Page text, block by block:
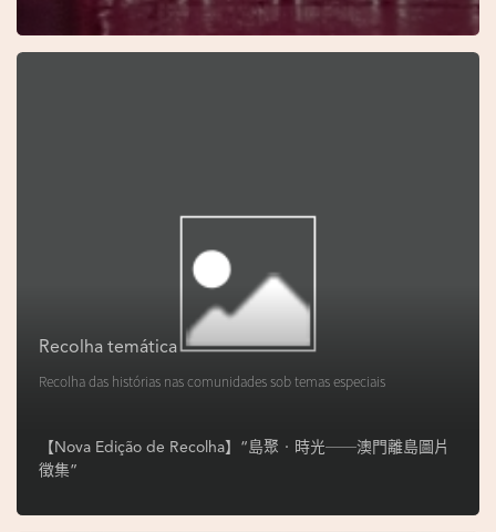
o
Recolha temática
Recolha das histórias nas comunidades sob temas especiais
【Nova Edição de Recolha】“島聚‧時光──澳門離島圖片
徵集”